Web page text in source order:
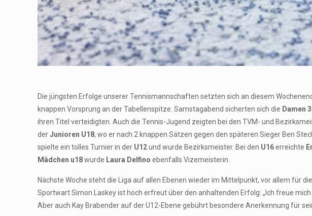
Die jüngsten Erfolge unserer Tennismannschaften setzten sich an diesem
knappen Vorsprung an der Tabellenspitze. Samstagabend sicherten sich die Damen
ihren Titel verteidigten. Auch die Tennis-Jugend zeigten bei den TVM- und
derJunioren U18, wo er nach 2 knappen Sätzen gegen den späteren Sieger Ben
spielte ein tolles Turnier in der U12und wurde Bezirksmeister. Bei den U16erreichte
Mädchen u18wurde Laura Delfinoebenfalls Vizemeisterin.
Nächste Woche steht die Liga auf allen Ebenen wieder im Mittelpunkt, vor allem für
Sportwart Simon Laskey ist hoch erfreut über den anhaltenden Erfolg: „Ich freue
Aber auch Kay Brabender auf der U12-Ebene gebührt besondere Anerkennung für